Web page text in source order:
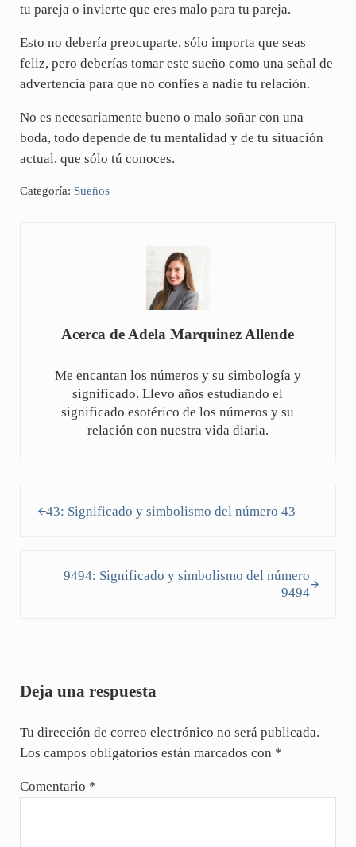
tu pareja o invierte que eres malo para tu pareja.
Esto no debería preocuparte, sólo importa que seas
feliz, pero deberías tomar este sueño como una señal de
advertencia para que no confíes a nadie tu relación.
No es necesariamente bueno o malo soñar con una
boda, todo depende de tu mentalidad y de tu situación
actual, que sólo tú conoces.
Categoría: Sueños
Acerca de Adela Marquinez Allende
Me encantan los números y su simbología y
significado. Llevo años estudiando el
significado esotérico de los números y su
relación con nuestra vida diaria.
43: Significado y simbolismo del número 43
9494: Significado y simbolismo del número
9494
Deja una respuesta
Tu dirección de correo electrónico no será publicada.
Los campos obligatorios están marcados con *
Comentario *